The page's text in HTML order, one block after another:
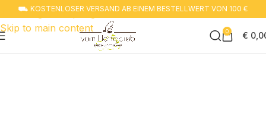
Zur navigation springen
Skip to main content
⛟ KOSTENLOSER VERSAND AB EINEM BESTELLWERT VON 100 €
0 €
Senfvariationen